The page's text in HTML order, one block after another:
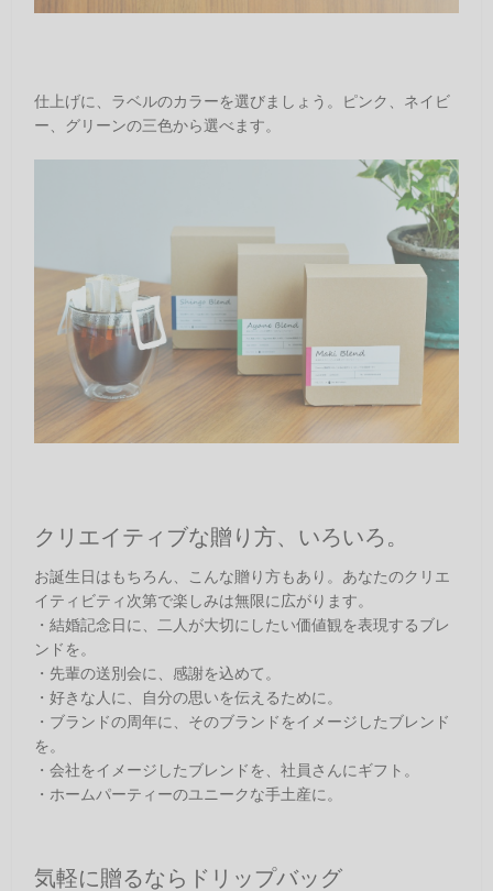
仕上げに、ラベルのカラーを選びましょう。ピンク、ネイビ
ー、グリーンの三色から選べます。
クリエイティブな贈り方、いろいろ。
お誕生日はもちろん、こんな贈り方もあり。あなたのクリエ
イティビティ次第で楽しみは無限に広がります。
・結婚記念日に、二人が大切にしたい価値観を表現するブレ
ンドを。
・先輩の送別会に、感謝を込めて。
・好きな人に、自分の思いを伝えるために。
・ブランドの周年に、そのブランドをイメージしたブレンド
を。
・会社をイメージしたブレンドを、社員さんにギフト。
・ホームパーティーのユニークな手土産に。
気軽に贈るならドリップバッグ